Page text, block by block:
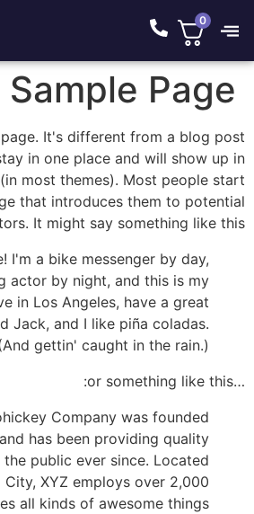
This is an
because it
your site
with an About
site
website. I
dog
The XYZ
in
doohickeys
in
people and